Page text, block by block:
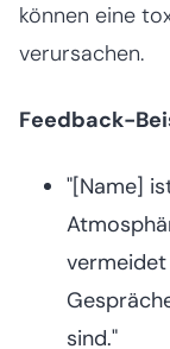
können eine
verursachen.
Feedback-
"[Name]
sind."